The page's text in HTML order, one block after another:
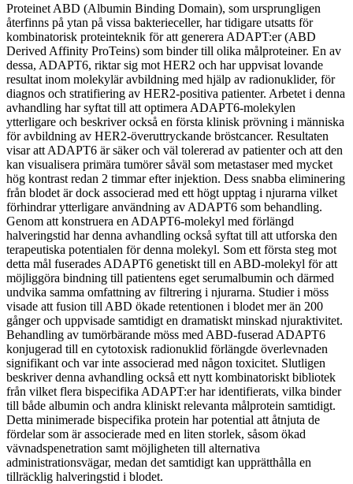
Proteinet ABD (Albumin Binding Domain), som ursprungligen
återfinns på ytan på vissa bakterieceller, har tidigare utsatts för
kombinatorisk proteinteknik för att generera ADAPT:er (ABD
Derived Affinity ProTeins) som binder till olika målproteiner. En av
dessa, ADAPT6, riktar sig mot HER2 och har uppvisat lovande
resultat inom molekylär avbildning med hjälp av radionuklider, för
diagnos och stratifiering av HER2-positiva patienter. Arbetet i denna
avhandling har syftat till att optimera ADAPT6-molekylen
ytterligare och beskriver också en första klinisk prövning i människa
för avbildning av HER2-överuttryckande bröstcancer. Resultaten
visar att ADAPT6 är säker och väl tolererad av patienter och att den
kan visualisera primära tumörer såväl som metastaser med mycket
hög kontrast redan 2 timmar efter injektion. Dess snabba eliminering
från blodet är dock associerad med ett högt upptag i njurarna vilket
förhindrar ytterligare användning av ADAPT6 som behandling.
Genom att konstruera en ADAPT6-molekyl med förlängd
halveringstid har denna avhandling också syftat till att utforska den
terapeutiska potentialen för denna molekyl. Som ett första steg mot
detta mål fuserades ADAPT6 genetiskt till en ABD-molekyl för att
möjliggöra bindning till patientens eget serumalbumin och därmed
undvika samma omfattning av filtrering i njurarna. Studier i möss
visade att fusion till ABD ökade retentionen i blodet mer än 200
gånger och uppvisade samtidigt en dramatiskt minskad njuraktivitet.
Behandling av tumörbärande möss med ABD-fuserad ADAPT6
konjugerad till en cytotoxisk radionuklid förlängde överlevnaden
signifikant och var inte associerad med någon toxicitet. Slutligen
beskriver denna avhandling också ett nytt kombinatoriskt bibliotek
från vilket flera bispecifika ADAPT:er har identifierats, vilka binder
till både albumin och andra kliniskt relevanta målprotein samtidigt.
Detta minimerade bispecifika protein har potential att åtnjuta de
fördelar som är associerade med en liten storlek, såsom ökad
vävnadspenetration samt möjligheten till alternativa
administrationsvägar, medan det samtidigt kan upprätthålla en
tillräcklig halveringstid i blodet.